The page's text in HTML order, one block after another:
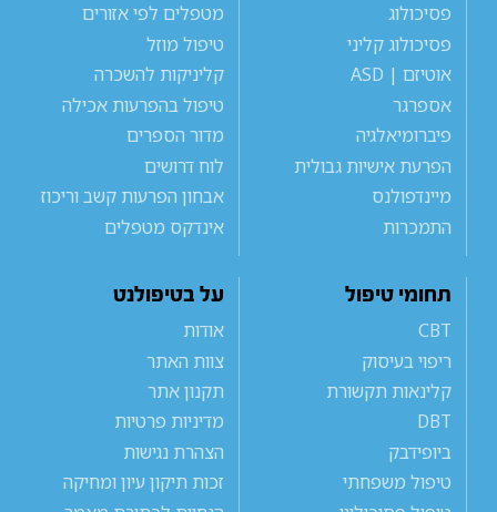
פסיכולוג
פסיכולוג קליני
אוטיזם | ASD
אספרגר
פיברומיאלגיה
הפרעת אישיות גבולית
מיינדפולנס
התמכרות
מטפלים לפי אזורים
טיפול מוזל
קליניקות להשכרה
טיפול בהפרעות אכילה
מדור הספרים
לוח דרושים
אבחון הפרעות קשב וריכוז
אינדקס מטפלים
תחומי טיפול
CBT
ריפוי בעיסוק
קלינאות תקשורת
DBT
ביופידבק
טיפול משפחתי
על בטיפולנט
אודות
צוות האתר
תקנון אתר
מדיניות פרטיות
הצהרת נגישות
זכות תיקון עיון ומחיקה